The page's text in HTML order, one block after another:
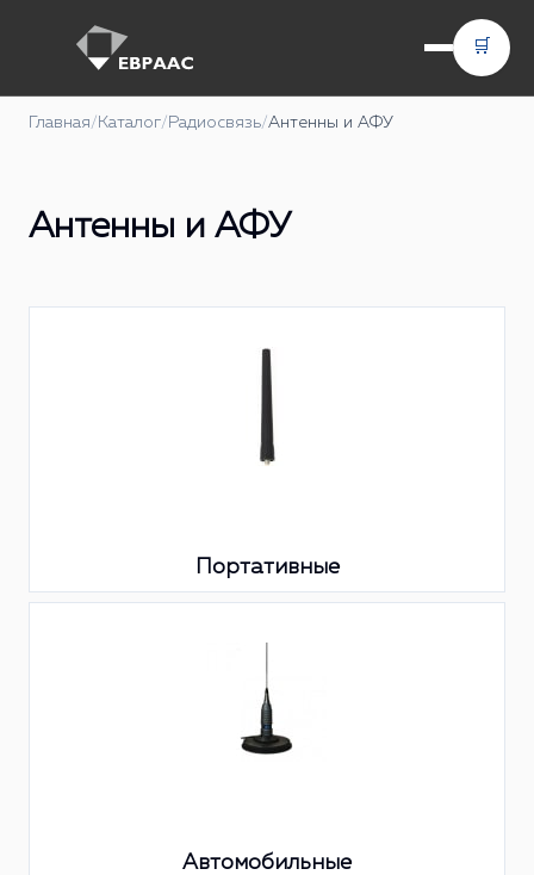
🛒
Главная/ Каталог/ Радиосвязь/Антенны и АФУ
Антенны и АФУ
Портативные
Автомобильные